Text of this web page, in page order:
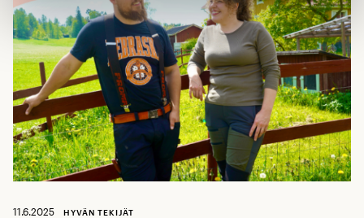
11.6.2025 HYVÄN TEKIJÄT